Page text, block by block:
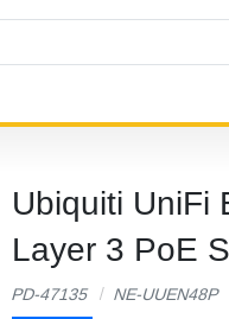
Ubiquiti UniFi
Layer 3 PoE
PD-47135 NE-UUEN48P